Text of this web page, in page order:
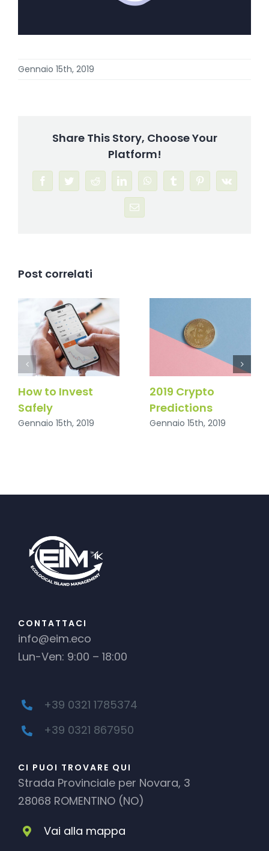
Gennaio 15th, 2019
Share This Story, Choose Your
Platform!
FacebookTwitterRedditLinkedInWhatsAppTumblrPinterest
Vk
Email
Post correlati
How to Invest
Safely
Gennaio 15th, 2019
2019 Crypto
Predictions
Gennaio 15th, 2019
CONTATTACI
info@eim.eco
Lun-Ven: 9:00 – 18:00
+39 0321 1785374
+39 0321 867950
CI PUOI TROVARE QUI
Strada Provinciale per Novara, 3
28068 ROMENTINO (NO)
Vai alla mappa